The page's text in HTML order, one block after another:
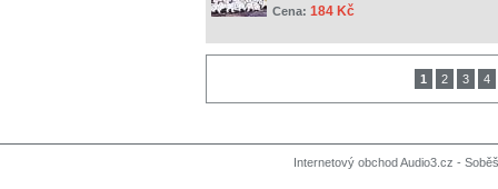
Cena: 184 Kč
1 2 3 4
Internetový obchod Audio3.cz -